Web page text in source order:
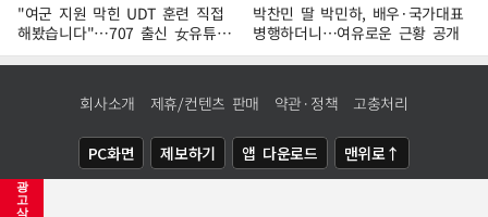
광
고
삭
"여군 지원 막힌 UDT 훈련 직접
해봤습니다"…707 출신 女유튜버
'완벽 소화'
박찬민 딸 박민하, 배우·국가대표
병행하더니…여유로운 근황 공개
회사소개 제휴/컨텐츠 판매 약관·정책 고충처리
PC화면 제보하기 앱 다운로드 맨위로↑